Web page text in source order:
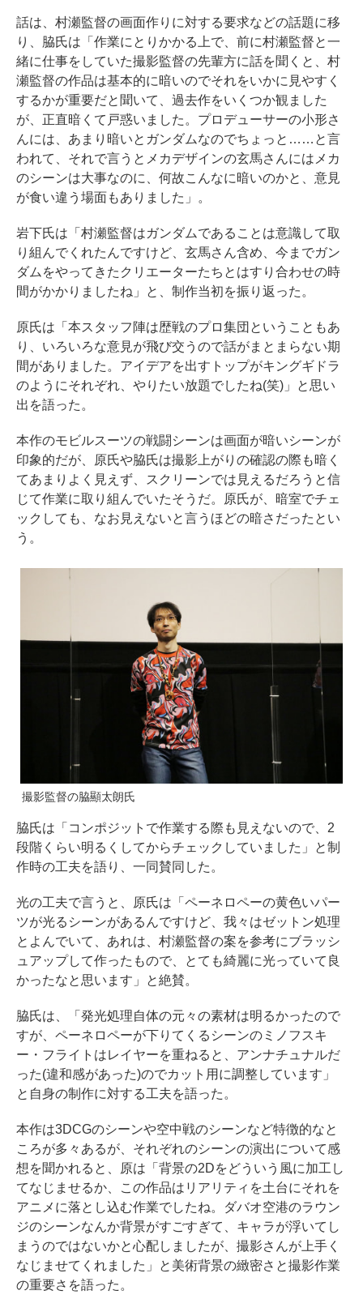
話は、村瀬監督の画面作りに対する要求などの話題に移
り、脇氏は「作業にとりかかる上で、前に村瀬監督と一
緒に仕事をしていた撮影監督の先輩方に話を聞くと、村
瀬監督の作品は基本的に暗いのでそれをいかに見やすく
するかが重要だと聞いて、過去作をいくつか観ました
が、正直暗くて戸惑いました。プロデューサーの小形さ
んには、あまり暗いとガンダムなのでちょっと……と言
われて、それで言うとメカデザインの玄馬さんにはメカ
のシーンは大事なのに、何故こんなに暗いのかと、意見
が食い違う場面もありました」。
岩下氏は「村瀬監督はガンダムであることは意識して取
り組んでくれたんですけど、玄馬さん含め、今までガン
ダムをやってきたクリエーターたちとはすり合わせの時
間がかかりましたね」と、制作当初を振り返った。
原氏は「本スタッフ陣は歴戦のプロ集団ということもあ
り、いろいろな意見が飛び交うので話がまとまらない期
間がありました。アイデアを出すトップがキングギドラ
のようにそれぞれ、やりたい放題でしたね(笑)」と思い
出を語った。
本作のモビルスーツの戦闘シーンは画面が暗いシーンが
印象的だが、原氏や脇氏は撮影上がりの確認の際も暗く
てあまりよく見えず、スクリーンでは見えるだろうと信
じて作業に取り組んでいたそうだ。原氏が、暗室でチェ
ックしても、なお見えないと言うほどの暗さだったとい
う。
撮影監督の脇顯太朗氏
脇氏は「コンポジットで作業する際も見えないので、2
段階くらい明るくしてからチェックしていました」と制
作時の工夫を語り、一同賛同した。
光の工夫で言うと、原氏は「ペーネロペーの黄色いパー
ツが光るシーンがあるんですけど、我々はゼットン処理
とよんでいて、あれは、村瀬監督の案を参考にブラッシ
ュアップして作ったもので、とても綺麗に光っていて良
かったなと思います」と絶賛。
脇氏は、「発光処理自体の元々の素材は明るかったので
すが、ペーネロペーが下りてくるシーンのミノフスキ
ー・フライトはレイヤーを重ねると、アンナチュナルだ
った(違和感があった)のでカット用に調整しています」
と自身の制作に対する工夫を語った。
本作は3DCGのシーンや空中戦のシーンなど特徴的なと
ころが多々あるが、それぞれのシーンの演出について感
想を聞かれると、原は「背景の2Dをどういう風に加工し
てなじませるか、この作品はリアリティを土台にそれを
アニメに落とし込む作業でしたね。ダバオ空港のラウン
ジのシーンなんか背景がすごすぎて、キャラが浮いてし
まうのではないかと心配しましたが、撮影さんが上手く
なじませてくれました」と美術背景の緻密さと撮影作業
の重要さを語った。